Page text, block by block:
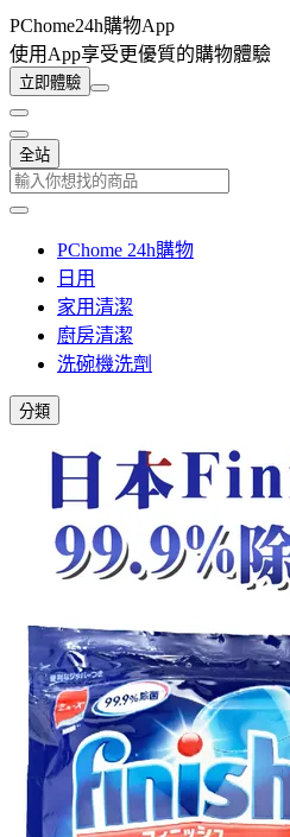
PChome24h購物App
使用App享受更優質的購物體驗
立即體驗
全站
PChome 24h購物
日用
家用清潔
廚房清潔
洗碗機洗劑
分類